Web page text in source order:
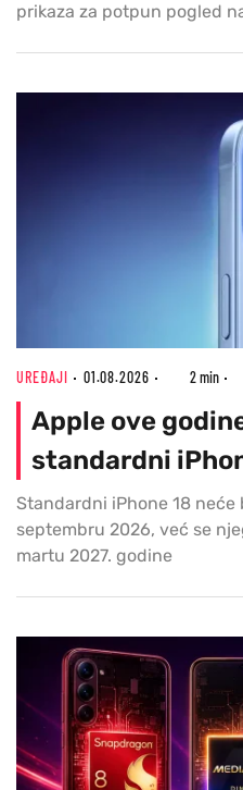
prikaza za potpun pogled
UREĐAJI 01.08.2026 2 min
Apple ove
standardni
Standardni iPhone 18
septembru 2026, već se
martu 2027. godine